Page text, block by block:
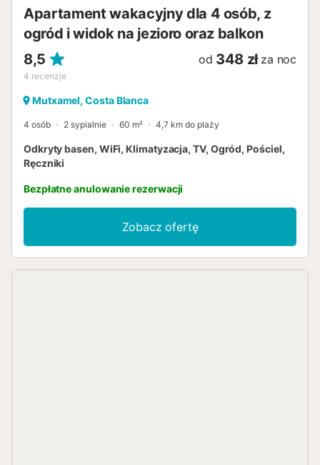
Apartament wakacyjny dla 4 osób, z
ogród i widok na jezioro oraz balkon
8,5
4 recenzje
od 348 zł za noc
Mutxamel, Costa Blanca
4 osób 2 sypialnie 60 m² 4,7 km do plaży
Odkryty basen, WiFi, Klimatyzacja, TV, Ogród, Pościel,
Ręczniki
Bezpłatne anulowanie rezerwacji
Zobacz ofertę